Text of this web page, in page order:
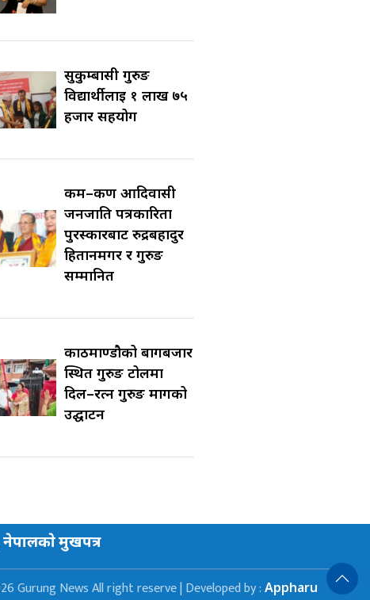
सुकुम्बासी गुरुङ
विद्यार्थीलाई १ लाख ७५
हजार सहयोग
कर्म–कर्ण आदिवासी
जनजाति पत्रकारिता
पुरस्कारबाट रुद्रबहादुर
हितानमगर र गुरुङ
सम्मानित
काठमाण्डौको बागबजार
स्थित गुरुङ टोलमा
दिल–रत्न गुरुङ मार्गको
उद्घाटन
नेपालकाे मुखपत्र
Gurung News All right reserve | Developed by : Appharu